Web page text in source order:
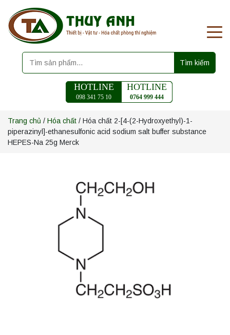
Tìm kiếm
HOTLINE
098 341 75 10
HOTLINE
0764 999 444
Trang chủ / Hóa chất / Hóa chất 2-[4-(2-Hydroxyethyl)-1-
piperazinyl]-ethanesulfonic acid sodium salt buffer substance
HEPES-Na 25g Merck